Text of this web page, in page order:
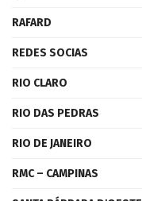
RAFARD
REDES SOCIAS
RIO CLARO
RIO DAS PEDRAS
RIO DE JANEIRO
RMC – CAMPINAS